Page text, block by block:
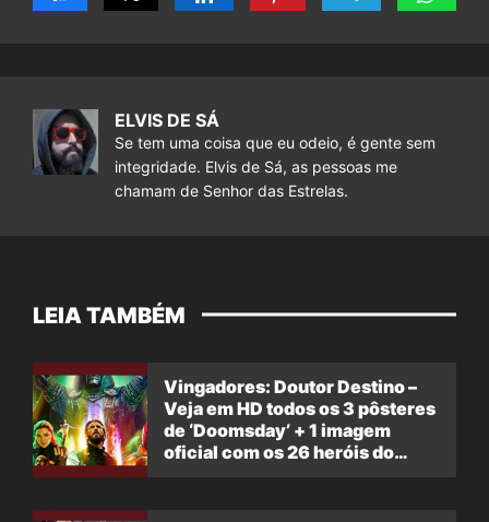
ELVIS DE SÁ
Se tem uma coisa que eu odeio, é gente sem
integridade. Elvis de Sá, as pessoas me
chamam de Senhor das Estrelas.
LEIA TAMBÉM
Vingadores: Doutor Destino –
Veja em HD todos os 3 pôsteres
de ‘Doomsday’ + 1 imagem
oficial com os 26 heróis do